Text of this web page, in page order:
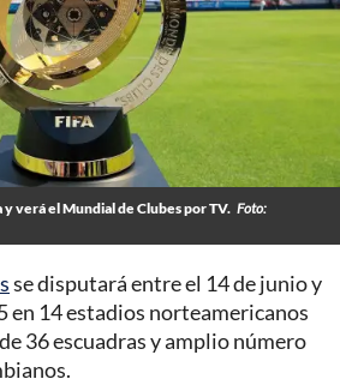
verá el Mundial de Clubes por TV. Foto:
se disputará entre el 14 de junio y
en 14 estadios norteamericanos
36 escuadras y amplio número